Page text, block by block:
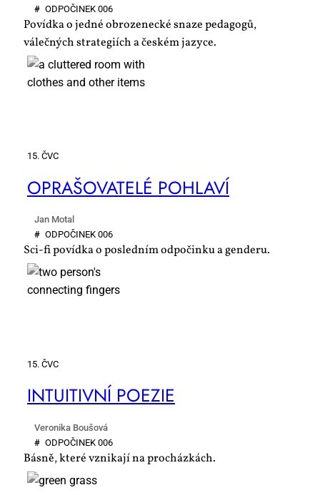
# OD­PO­ČI­NEK 006
Povídka o jedné obrozenecké snaze pedagogů,
válečných strategiích a českém jazyce.
15. ČVC
OPRA­ŠO­VA­TE­LÉ PO­HLA­VÍ
Jan Motal
# OD­PO­ČI­NEK 006
Sci-fi povídka o posledním odpočinku a genderu.
15. ČVC
IN­TU­I­TIV­NÍ PO­EZIE
Veronika Boušová
# OD­PO­ČI­NEK 006
Básně, které vznikají na procházkách.